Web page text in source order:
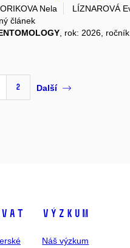
Nela LÍZNAROVÁ
článek
, rok: 2026,
2 Další
Výzkum
Náš výzkum